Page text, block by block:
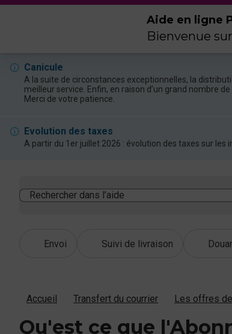
Aide en ligne
Bienvenue
Canicule
A la suite de circonstances exceptionnelles, la
meilleur service. Enfin, en raison d’un grand nombre
Merci de votre patience.
Evolution des taxes
A partir du 1er juillet 2026 : évolution des taxes sur
Rechercher dans l’aide
Envoi Suivi de livraison
Accueil Transfert du courrier Les offres
Qu'est ce que